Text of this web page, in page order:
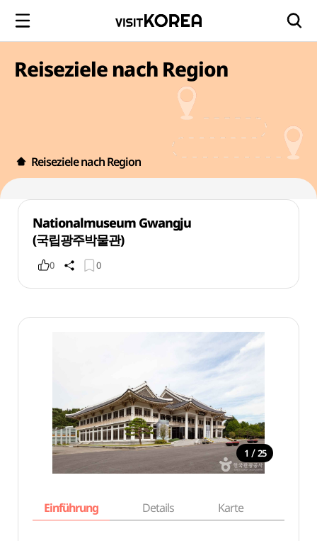
Reiseziele nach Region
Reiseziele nach Region
Nationalmuseum Gwangju
(국립광주박물관)
0 0
1 / 25
Einführung Details Karte